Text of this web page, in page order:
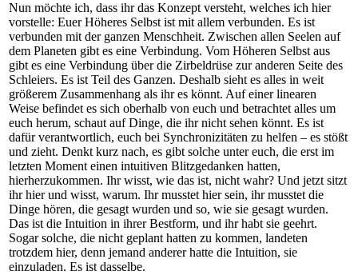
Nun möchte ich, dass ihr das Konzept versteht, welches ich hier
vorstelle: Euer Höheres Selbst ist mit allem verbunden. Es ist
verbunden mit der ganzen Menschheit. Zwischen allen Seelen auf
dem Planeten gibt es eine Verbindung. Vom Höheren Selbst aus
gibt es eine Verbindung über die Zirbeldrüse zur anderen Seite des
Schleiers. Es ist Teil des Ganzen. Deshalb sieht es alles in weit
größerem Zusammenhang als ihr es könnt. Auf einer linearen
Weise befindet es sich oberhalb von euch und betrachtet alles um
euch herum, schaut auf Dinge, die ihr nicht sehen könnt. Es ist
dafür verantwortlich, euch bei Synchronizitäten zu helfen – es stößt
und zieht. Denkt kurz nach, es gibt solche unter euch, die erst im
letzten Moment einen intuitiven Blitzgedanken hatten,
hierherzukommen. Ihr wisst, wie das ist, nicht wahr? Und jetzt sitzt
ihr hier und wisst, warum. Ihr musstet hier sein, ihr musstet die
Dinge hören, die gesagt wurden und so, wie sie gesagt wurden.
Das ist die Intuition in ihrer Bestform, und ihr habt sie geehrt.
Sogar solche, die nicht geplant hatten zu kommen, landeten
trotzdem hier, denn jemand anderer hatte die Intuition, sie
einzuladen. Es ist dasselbe.